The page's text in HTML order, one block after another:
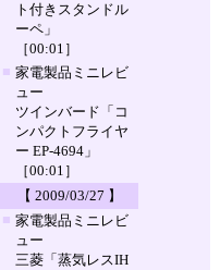
ト付きスタンドル
ーペ」
［00:01］
■ 家電製品ミニレビ
ュー
ツインバード「コ
ンパクトフライヤ
ー EP-4694」
［00:01］
【 2009/03/27 】
■ 家電製品ミニレビ
ュー
三菱「蒸気レスIH